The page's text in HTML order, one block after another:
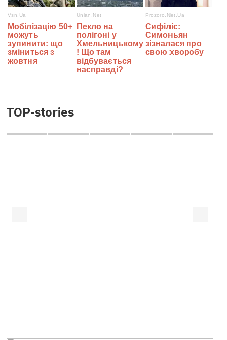
TOP-stories